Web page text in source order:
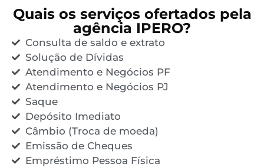
Quais os serviços ofertados pela
agência IPERO?
Consulta de saldo e extrato
Solução de Dívidas
Atendimento e Negócios PF
Atendimento e Negócios PJ
Saque
Depósito Imediato
Câmbio (Troca de moeda)
Emissão de Cheques
Empréstimo Pessoa Física